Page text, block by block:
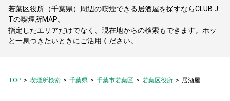
若葉区役所（千葉県）周辺の喫煙できる居酒屋を探すならCLUB J
Tの喫煙所MAP。
指定したエリアだけでなく、現在地からの検索もできます。ホッ
と一息つきたいときにご活用ください。
TOP 喫煙所検索 千葉県 千葉市若葉区 若葉区役所 居酒屋